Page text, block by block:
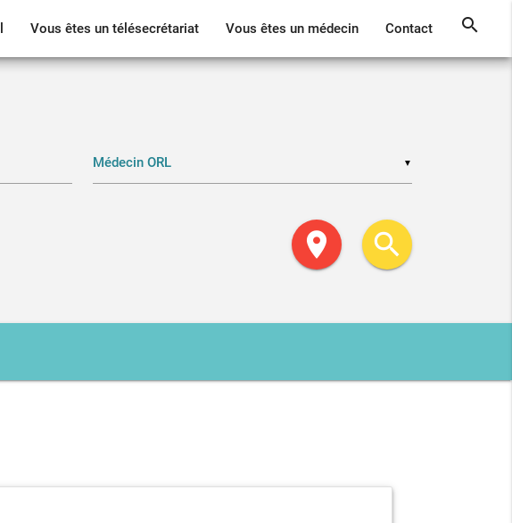
Vous êtes un télésecrétariat Vous êtes un médecin Contact search
▼
location_on search